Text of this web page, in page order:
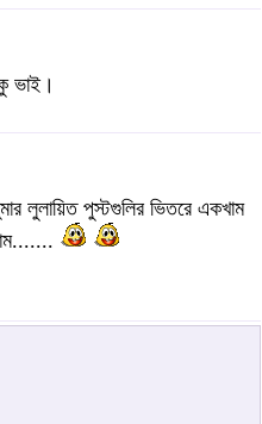
ভাই।
লুলায়িত পুস্টগুলির ভিতরে একখাম